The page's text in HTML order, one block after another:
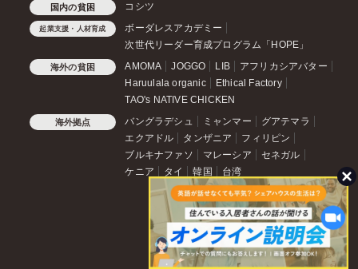
国内の貧困 コシツ
起業支援・人材育成
ボーダレスアカデミー
次世代リーダー育成プログラム「HOPE」
海外の貧困 AMOMA JOGGO LIB
アフリカシアバター
Haruulala organic
Ethical Factory
TAO's NATIVE CHICKEN
海外拠点 バングラデシュ ミャンマー
グアテマラ
エクアドル
タンザニア
フィリピン
ブルキナファソ
マレーシア
セネガル
ケニア
タイ 韓国 台湾